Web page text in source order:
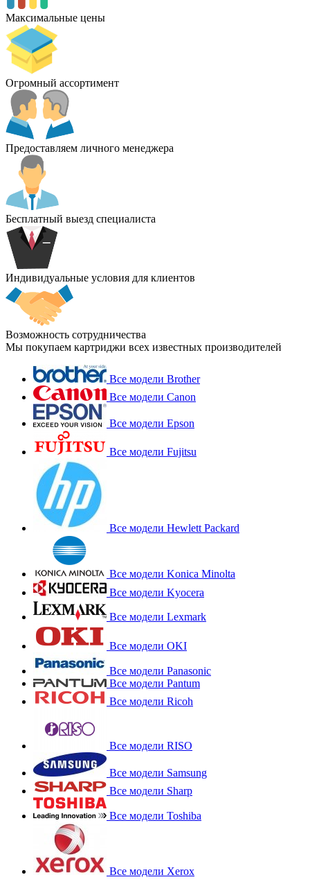
Максимальные цены
Огромный ассортимент
Предоставляем личного менеджера
Бесплатный выезд специалиста
Индивидуальные условия для клиентов
Возможность сотрудничества
Мы покупаем картриджи всех известных производителей
Все модели Brother
Все модели Canon
Все модели Epson
Все модели Fujitsu
Все модели Hewlett Packard
Все модели Konica Minolta
Все модели Kyocera
Все модели Lexmark
Все модели OKI
Все модели Panasonic
Все модели Pantum
Все модели Ricoh
Все модели RISO
Все модели Samsung
Все модели Sharp
Все модели Toshiba
Все модели Xerox